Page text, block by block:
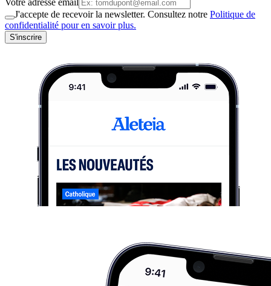
Votre adresse email
J'accepte de recevoir la newsletter. Consultez notre Politique de
confidentialité pour en savoir plus.
S'inscrire